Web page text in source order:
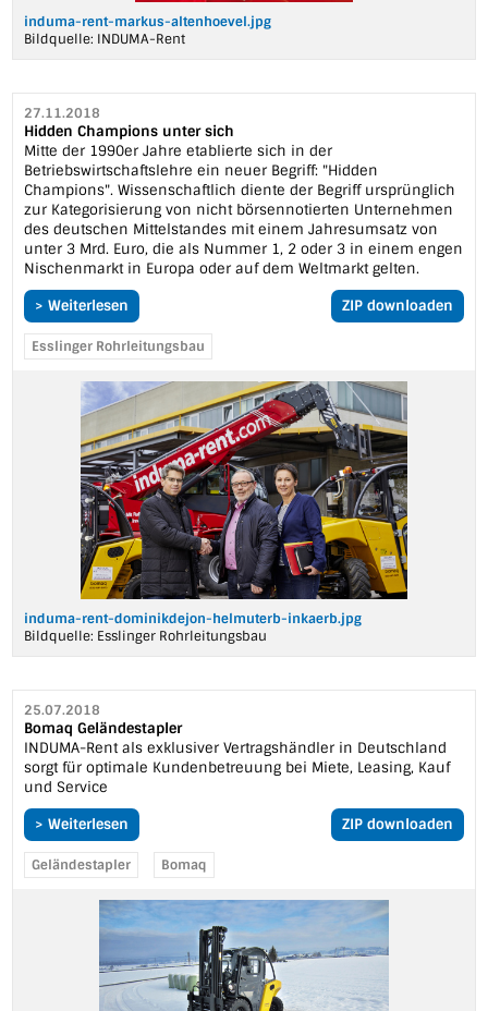
induma-rent-markus-altenhoevel.jpg
Bildquelle: INDUMA-Rent
27.11.2018
Hidden Champions unter sich
Mitte der 1990er Jahre etablierte sich in der
Betriebswirtschaftslehre ein neuer Begriff: "Hidden
Champions". Wissenschaftlich diente der Begriff ursprünglich
zur Kategorisierung von nicht börsennotierten Unternehmen
des deutschen Mittelstandes mit einem Jahresumsatz von
unter 3 Mrd. Euro, die als Nummer 1, 2 oder 3 in einem engen
Nischenmarkt in Europa oder auf dem Weltmarkt gelten.
> Weiterlesen
ZIP downloaden
Esslinger Rohrleitungsbau
induma-rent-dominikdejon-helmuterb-inkaerb.jpg
Bildquelle: Esslinger Rohrleitungsbau
25.07.2018
Bomaq Geländestapler
INDUMA-Rent als exklusiver Vertragshändler in Deutschland
sorgt für optimale Kundenbetreuung bei Miete, Leasing, Kauf
und Service
> Weiterlesen
ZIP downloaden
Geländestapler Bomaq